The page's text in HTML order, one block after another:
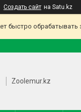
Создать сайт на Satu.kz
быстро обрабатывать
Zoolemur.kz